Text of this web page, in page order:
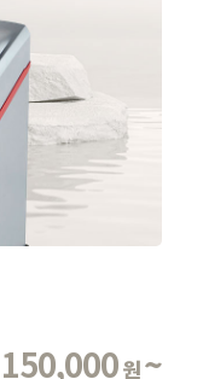
150,000원~